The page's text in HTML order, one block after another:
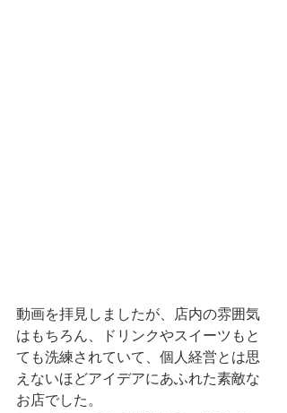
動画を拝見しましたが、店内の雰囲気
はもちろん、ドリンクやスイーツもと
ても洗練されていて、個人経営とは思
えないほどアイデアにあふれた素敵な
お店でした。